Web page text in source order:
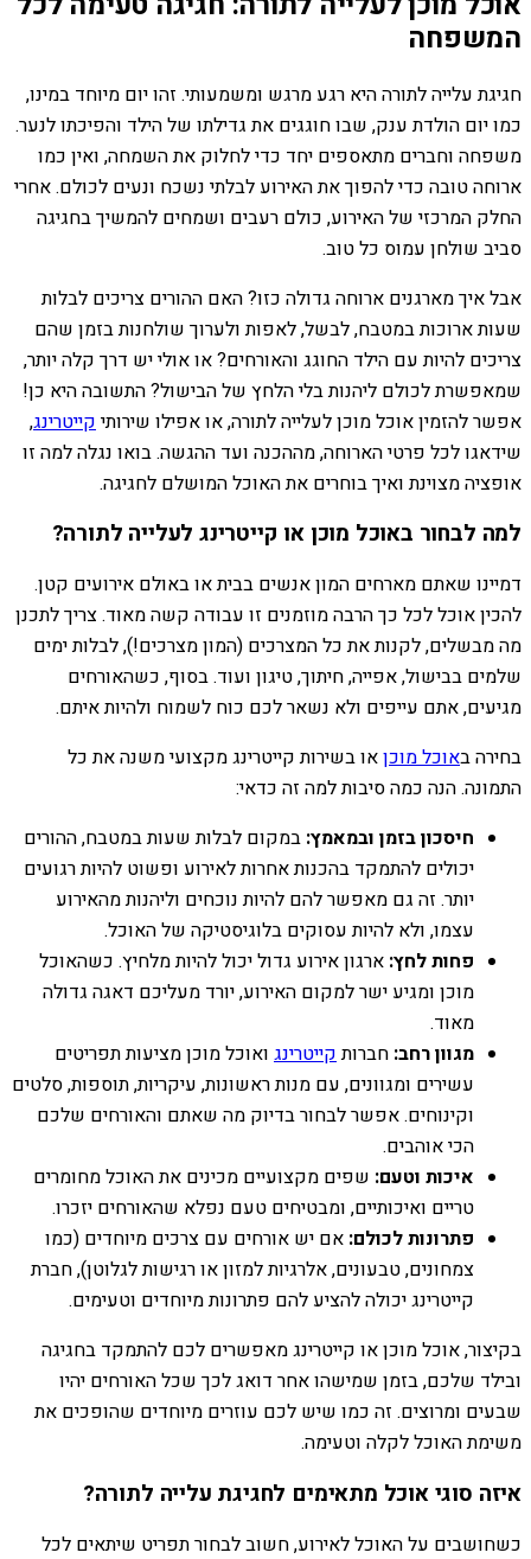
המשפחה
חגיגת עלייה לתורה היא רגע מרגש ומשמעותי. זהו יום מיוחד במינו,
כמו יום הולדת ענק, שבו חוגגים את גדילתו של הילד והפיכתו לנער.
משפחה וחברים מתאספים יחד כדי לחלוק את השמחה, ואין כמו
ארוחה טובה כדי להפוך את האירוע לבלתי נשכח ונעים לכולם. אחרי
החלק המרכזי של האירוע, כולם רעבים ושמחים להמשיך בחגיגה
סביב שולחן עמוס כל טוב.
אבל איך מארגנים ארוחה גדולה כזו? האם ההורים צריכים לבלות
שעות ארוכות במטבח, לבשל, לאפות ולערוך שולחנות בזמן שהם
צריכים להיות עם הילד החוגג והאורחים? או אולי יש דרך קלה יותר,
שמאפשרת לכולם ליהנות בלי הלחץ של הבישול? התשובה היא כן!
אפשר להזמין אוכל מוכן לעלייה לתורה, או אפילו שירותי קייטרינג,
שידאגו לכל פרטי הארוחה, מההכנה ועד ההגשה. בואו נגלה למה זו
אופציה מצוינת ואיך בוחרים את האוכל המושלם לחגיגה.
למה לבחור באוכל מוכן או קייטרינג לעלייה לתורה?
דמיינו שאתם מארחים המון אנשים בבית או באולם אירועים קטן.
להכין אוכל לכל כך הרבה מוזמנים זו עבודה קשה מאוד. צריך לתכנן
מה מבשלים, לקנות את כל המצרכים (המון מצרכים!), לבלות ימים
שלמים בבישול, אפייה, חיתוך, טיגון ועוד. בסוף, כשהאורחים
מגיעים, אתם עייפים ולא נשאר לכם כוח לשמוח ולהיות איתם.
בחירה באוכל מוכןאו בשירות קייטרינג מקצועי משנה את כל
התמונה. הנה כמה סיבות למה זה כדאי:
חיסכון בזמן ובמאמץ: במקום לבלות שעות במטבח, ההורים
יכולים להתמקד בהכנות אחרות לאירוע ופשוט להיות רגועים
יותר. זה גם מאפשר להם להיות נוכחים וליהנות מהאירוע
עצמו, ולא להיות עסוקים בלוגיסטיקה של האוכל.
פחות לחץ: ארגון אירוע גדול יכול להיות מלחיץ. כשהאוכל
מוכן ומגיע ישר למקום האירוע, יורד מעליכם דאגה גדולה
מאוד.
מגוון רחב: חברותקייטרינג ואוכל מוכן מציעות תפריטים
עשירים ומגוונים, עם מנות ראשונות, עיקריות, תוספות, סלטים
וקינוחים. אפשר לבחור בדיוק מה שאתם והאורחים שלכם
הכי אוהבים.
איכות וטעם: שפים מקצועיים מכינים את האוכל מחומרים
טריים ואיכותיים, ומבטיחים טעם נפלא שהאורחים יזכרו.
פתרונות לכולם: אם יש אורחים עם צרכים מיוחדים (כמו
צמחונים, טבעונים, אלרגיות למזון או רגישות לגלוטן), חברת
קייטרינג יכולה להציע להם פתרונות מיוחדים וטעימים.
בקיצור, אוכל מוכן או קייטרינג מאפשרים לכם להתמקד בחגיגה
ובילד שלכם, בזמן שמישהו אחר דואג לכך שכל האורחים יהיו
שבעים ומרוצים. זה כמו שיש לכם עוזרים מיוחדים שהופכים את
משימת האוכל לקלה וטעימה.
איזה סוגי אוכל מתאימים לחגיגת עלייה לתורה?
כשחושבים על האוכל לאירוע, חשוב לבחור תפריט שיתאים לכל